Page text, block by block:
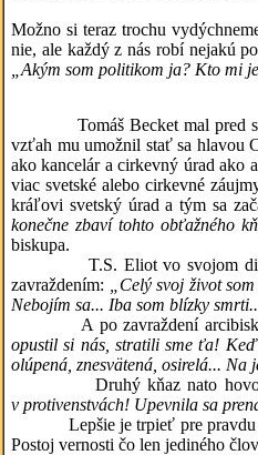
Možno si teraz trochu
nie, ale každý z nás robí nejakú
„Akým som politikom ja? Kto mi
Tomáš Becket mal pred
vzťah mu umožnil stať sa hlavou
ako kancelár a cirkevný úrad ako
viac svetské alebo cirkevné
kráľovi svetský úrad a tým sa
konečne zbaví tohto obťažného
biskupa.
T.S. Eliot vo svojom
zavraždením:
„Celý svoj život
Nebojím sa... Iba som blízky
A po zavraždení arcibiskupa
opustil si nás, stratili sme ťa!
olúpená, znesvätená, osirelá... Na
Druhý kňaz nato
v protivenstvách! Upevnila sa
Lepšie je trpieť pre pravdu
Postoj vernosti čo len jediného